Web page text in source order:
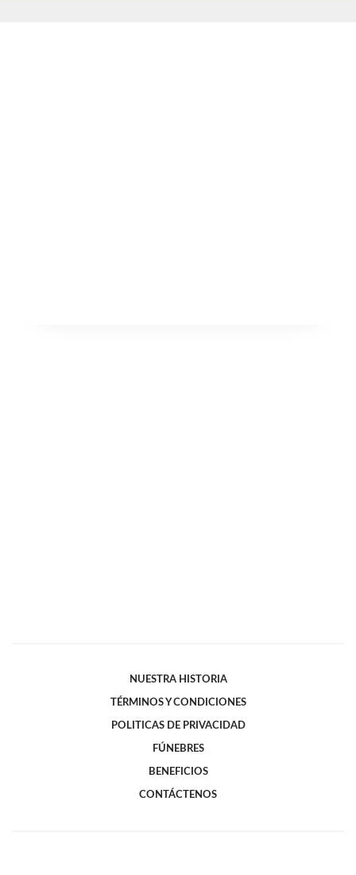
NUESTRA HISTORIA
TÉRMINOS Y CONDICIONES
POLITICAS DE PRIVACIDAD
FÚNEBRES
BENEFICIOS
CONTÁCTENOS